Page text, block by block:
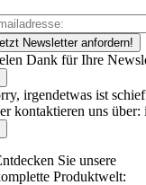
Newsletter anfordern!
Dank für Ihre
irgendetwas ist
kontaktieren uns
Sie unsere
Produktwelt: